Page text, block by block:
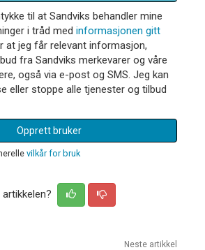
til at Sandviks behandler mine
i tråd med informasjonen gitt
at jeg får relevant informasjon,
fra Sandviks merkevarer og våre
også via e-post og SMS. Jeg kan
eller stoppe alle tjenester og tilbud
Opprett bruker
vilkår for bruk
Neste artikkel